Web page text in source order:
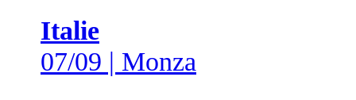
Italie
07/09 | Monza